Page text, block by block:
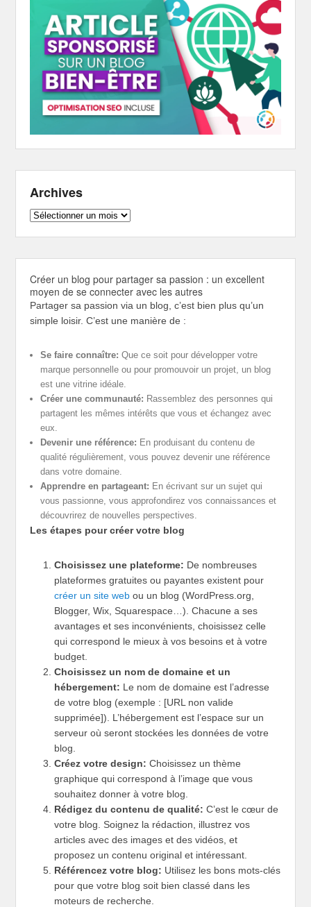
Archives
Archives
Créer un blog pour partager sa passion : un excellent
moyen de se connecter avec les autres
Partager sa passion via un blog, c’est bien plus qu’un
simple loisir. C’est une manière de :
Se faire connaître: Que ce soit pour développer votre
marque personnelle ou pour promouvoir un projet, un blog
est une vitrine idéale.
Créer une communauté: Rassemblez des personnes qui
partagent les mêmes intérêts que vous et échangez avec
eux.
Devenir une référence: En produisant du contenu de
qualité régulièrement, vous pouvez devenir une référence
dans votre domaine.
Apprendre en partageant: En écrivant sur un sujet qui
vous passionne, vous approfondirez vos connaissances et
découvrirez de nouvelles perspectives.
Les étapes pour créer votre blog
Choisissez une plateforme: De nombreuses
plateformes gratuites ou payantes existent pour
créer un site web ou un blog (WordPress.org,
Blogger, Wix, Squarespace…). Chacune a ses
avantages et ses inconvénients, choisissez celle
qui correspond le mieux à vos besoins et à votre
budget.
Choisissez un nom de domaine et un
hébergement: Le nom de domaine est l’adresse
de votre blog (exemple : [URL non valide
supprimée]). L’hébergement est l’espace sur un
serveur où seront stockées les données de votre
blog.
Créez votre design: Choisissez un thème
graphique qui correspond à l’image que vous
souhaitez donner à votre blog.
Rédigez du contenu de qualité: C’est le cœur de
votre blog. Soignez la rédaction, illustrez vos
articles avec des images et des vidéos, et
proposez un contenu original et intéressant.
Référencez votre blog: Utilisez les bons mots-clés
pour que votre blog soit bien classé dans les
moteurs de recherche.